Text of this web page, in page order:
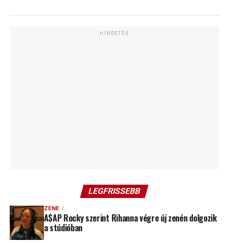
HIRDETÉS
LEGFRISSEBB
ZENE
A$AP Rocky szerint Rihanna végre új zenén dolgozik
a stúdióban